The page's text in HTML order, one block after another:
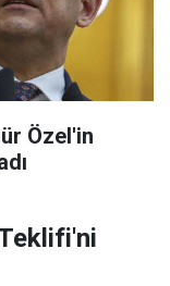
Özel'in